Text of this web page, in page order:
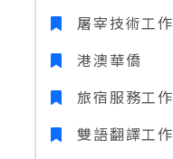
屠宰技術工作
港澳華僑
旅宿服務工作
雙語翻譯工作